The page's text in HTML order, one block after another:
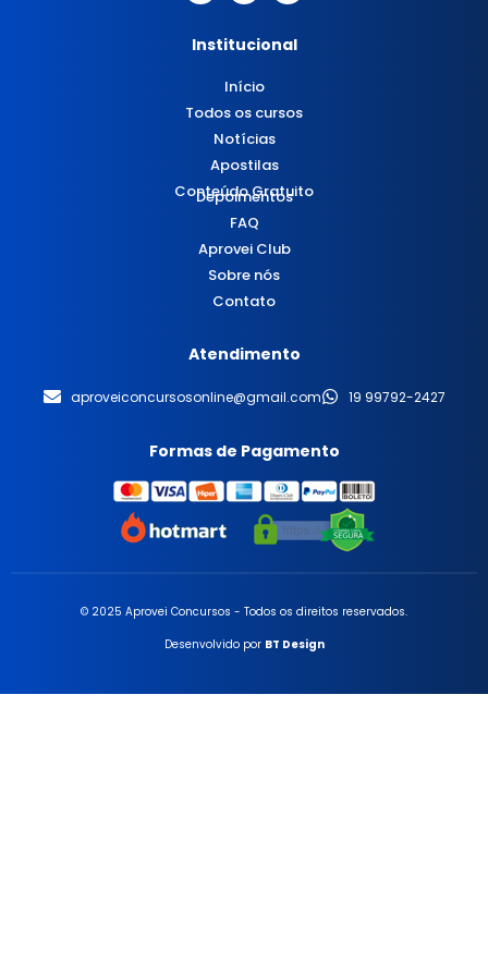
Institucional
Início
Todos os cursos
Notícias
Apostilas
Conteúdo Gratuito
Depoimentos
FAQ
Aprovei Club
Sobre nós
Contato
Atendimento
aproveiconcursosonline@gmail.com 19 99792-2427
Formas de Pagamento
© 2025 Aprovei Concursos - Todos os direitos reservados.
Desenvolvido por BT Design